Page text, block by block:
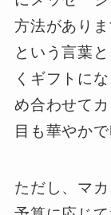
方法があり
という言葉
くギフトに
め合わせて
目も華やか
ただし、マ